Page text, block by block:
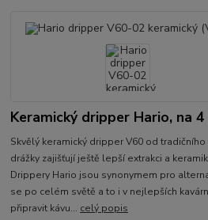
Keramický dripper Hario, na
Skvělý keramický dripper V60 od
drážky zajišťují ještě lepší extrakci a
Drippery Hario jsou synonymem pro
se po celém světě a to i v nejlepších
připravit kávu... celý popis